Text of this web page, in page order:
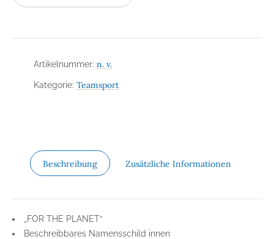
Artikelnummer: n. v.
Kategorie: Teamsport
Beschreibung Zusätzliche Informationen
„FOR THE PLANET“
Beschreibbares Namensschild innen